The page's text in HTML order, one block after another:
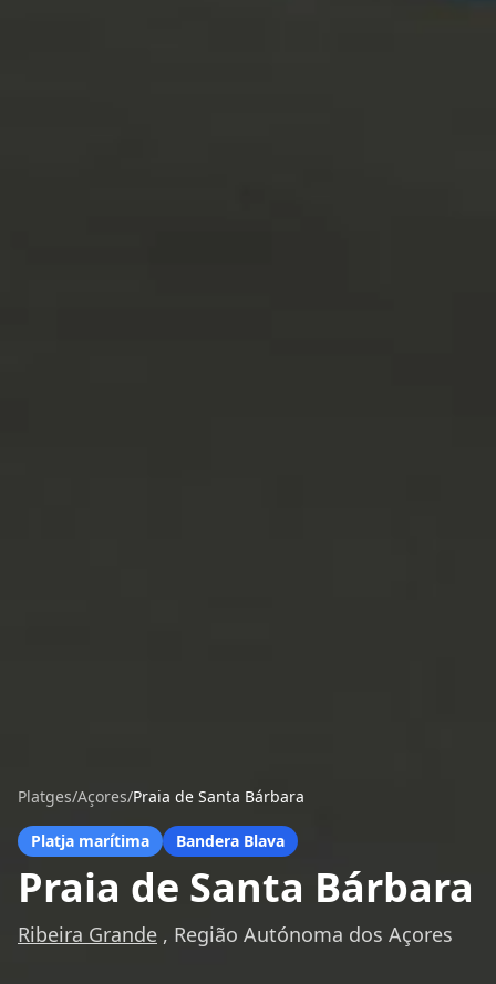
Platges/Açores/Praia de Santa Bárbara
Platja marítima Bandera Blava
Praia de Santa Bárbara
Ribeira Grande , Região Autónoma dos Açores